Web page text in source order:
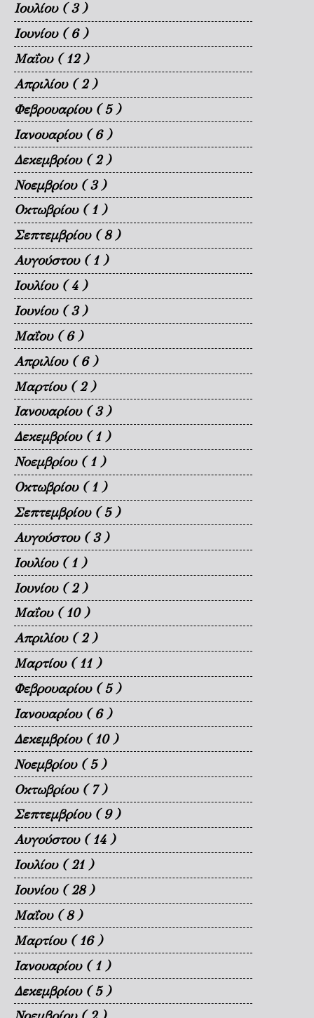
Ιουλίου ( 3 )
Ιουνίου ( 6 )
Μαΐου ( 12 )
Απριλίου ( 2 )
Φεβρουαρίου ( 5 )
Ιανουαρίου ( 6 )
Δεκεμβρίου ( 2 )
Νοεμβρίου ( 3 )
Οκτωβρίου ( 1 )
Σεπτεμβρίου ( 8 )
Αυγούστου ( 1 )
Ιουλίου ( 4 )
Ιουνίου ( 3 )
Μαΐου ( 6 )
Απριλίου ( 6 )
Μαρτίου ( 2 )
Ιανουαρίου ( 3 )
Δεκεμβρίου ( 1 )
Νοεμβρίου ( 1 )
Οκτωβρίου ( 1 )
Σεπτεμβρίου ( 5 )
Αυγούστου ( 3 )
Ιουλίου ( 1 )
Ιουνίου ( 2 )
Μαΐου ( 10 )
Απριλίου ( 2 )
Μαρτίου ( 11 )
Φεβρουαρίου ( 5 )
Ιανουαρίου ( 6 )
Δεκεμβρίου ( 10 )
Νοεμβρίου ( 5 )
Οκτωβρίου ( 7 )
Σεπτεμβρίου ( 9 )
Αυγούστου ( 14 )
Ιουλίου ( 21 )
Ιουνίου ( 28 )
Μαΐου ( 8 )
Μαρτίου ( 16 )
Ιανουαρίου ( 1 )
Δεκεμβρίου ( 5 )